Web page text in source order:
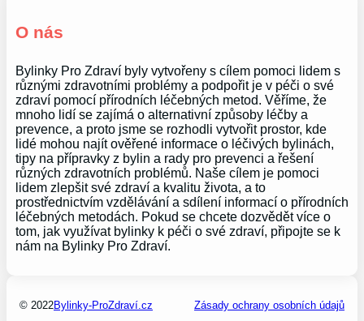
O nás
Bylinky Pro Zdraví byly vytvořeny s cílem pomoci lidem s
různými zdravotními problémy a podpořit je v péči o své
zdraví pomocí přírodních léčebných metod. Věříme, že
mnoho lidí se zajímá o alternativní způsoby léčby a
prevence, a proto jsme se rozhodli vytvořit prostor, kde
lidé mohou najít ověřené informace o léčivých bylinách,
tipy na přípravky z bylin a rady pro prevenci a řešení
různých zdravotních problémů. Naše cílem je pomoci
lidem zlepšit své zdraví a kvalitu života, a to
prostřednictvím vzdělávání a sdílení informací o přírodních
léčebných metodách. Pokud se chcete dozvědět více o
tom, jak využívat bylinky k péči o své zdraví, připojte se k
nám na Bylinky Pro Zdraví.
© 2022Bylinky-ProZdraví.cz Zásady ochrany osobních údajů